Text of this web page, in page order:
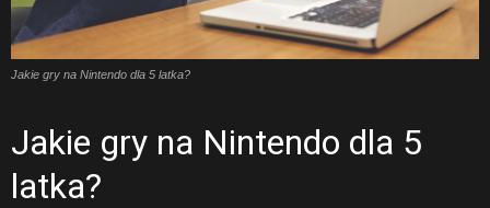
Jakie gry na Nintendo dla 5 latka?
Jakie gry na Nintendo dla 5
latka?